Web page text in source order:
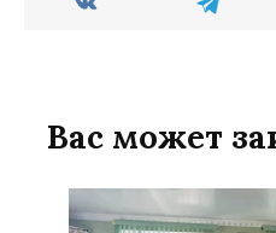
Вас может